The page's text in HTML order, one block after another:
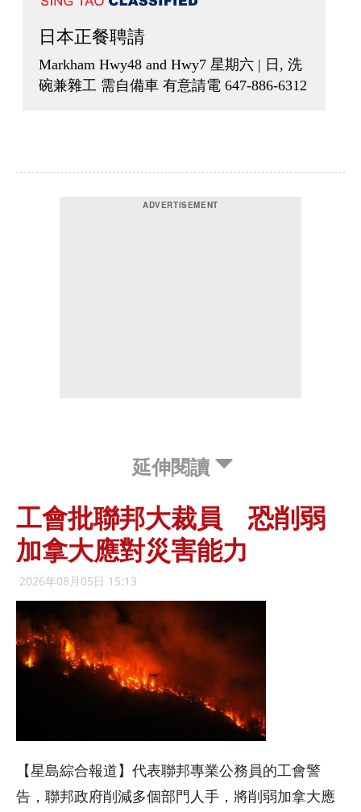
延伸閱讀
工會批聯邦大裁員 恐削弱
加拿大應對災害能力
2026年08月05日 15:13
【星島綜合報道】代表聯邦專業公務員的工會警
告，聯邦政府削減多個部門人手，將削弱加拿大應